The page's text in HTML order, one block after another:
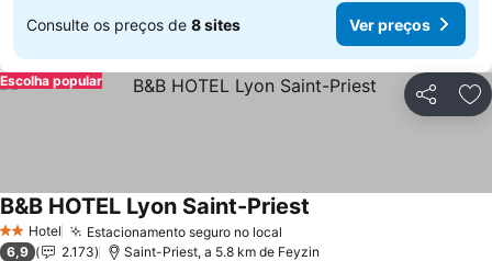
Consulte os preços de 8 sites Ver preços
Partilhar
Escolha popular
2 Estrelas
Hotel Estacionamento seguro no local
B&B HOTEL Lyon Saint-Priest
6,9 2.173 Saint-Priest, a 5.8 km de Feyzin